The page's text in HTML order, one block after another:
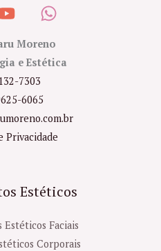
Moreno
e Estética
7303
6065
Privacidade
Estéticos
Faciais
Corporais